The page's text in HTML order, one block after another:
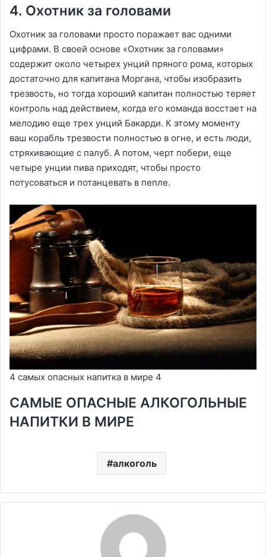
4. Охотник за головами
Охотник за головами просто поражает вас одними
цифрами. В своей основе «Охотник за головами»
содержит около четырех унций пряного рома, которых
достаточно для капитана Моргана, чтобы изобразить
трезвость, но тогда хороший капитан полностью теряет
контроль над действием, когда его команда восстает на
мелодию еще трех унций Бакарди. К этому моменту
ваш корабль трезвости полностью в огне, и есть люди,
стряхивающие с палуб. А потом, черт побери, еще
четыре унции пива приходят, чтобы просто
потусоваться и потанцевать в пепле.
4 самых опасных напитка в мире 4
САМЫЕ ОПАСНЫЕ АЛКОГОЛЬНЫЕ
НАПИТКИ В МИРЕ
алкоголь